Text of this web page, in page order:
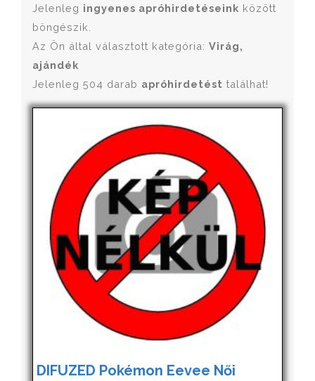
Jelenleg ingyenes apróhirdetéseink között
böngészik.
Az Ön által választott kategória: Virág,
ajándék
Jelenleg 504 darab apróhirdetést találhat!
DIFUZED Pokémon Eevee Női